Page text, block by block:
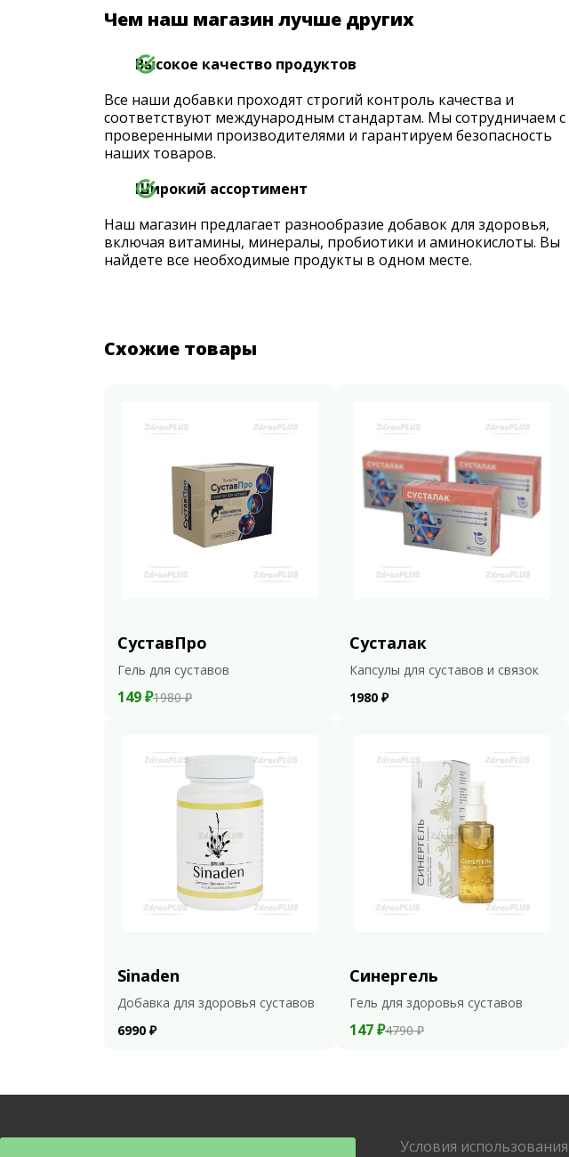
Чем наш магазин лучше других
Высокое качество продуктов
Все наши добавки проходят строгий контроль качества и
соответствуют международным стандартам. Мы сотрудничаем с
проверенными производителями и гарантируем безопасность
наших товаров.
Широкий ассортимент
Наш магазин предлагает разнообразие добавок для здоровья,
включая витамины, минералы, пробиотики и аминокислоты. Вы
найдете все необходимые продукты в одном месте.
Схожие товары
СуставПро
Гель для суставов
149 ₽1980 ₽
Сусталак
Капсулы для суставов и связок
1980 ₽
Sinaden
Добавка для здоровья суставов
6990 ₽
Синергель
Гель для здоровья суставов
147 ₽4790 ₽
Условия использования